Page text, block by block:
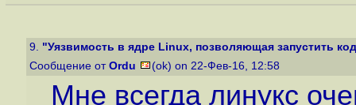
9. "Уязвимость в ядре Linux, позволяющая запустить
Сообщение от Ordu (ok) on 22-Фев-16, 12:58
Мне всегда линукс